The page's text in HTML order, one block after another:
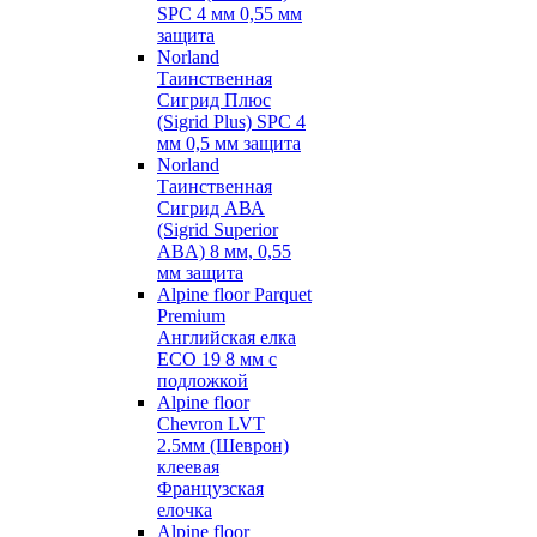
SPC 4 мм 0,55 мм
защита
Norland
Таинственная
Сигрид Плюс
(Sigrid Plus) SPC 4
мм 0,5 мм защита
Norland
Таинственная
Сигрид АВА
(Sigrid Superior
ABA) 8 мм, 0,55
мм защита
Alpine floor Parquet
Premium
Английская елка
ECO 19 8 мм с
подложкой
Alpine floor
Chevron LVT
2.5мм (Шеврон)
клеевая
Французская
елочка
Alpine floor